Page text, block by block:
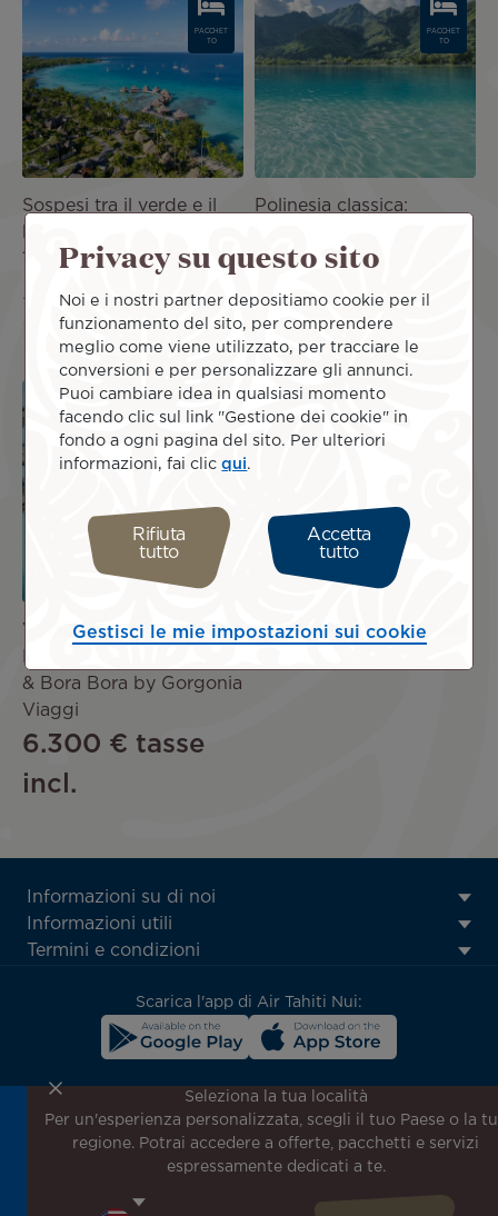
PACCHET
TO
Sospesi tra il verde e il
12 giorni/9 notti
5.055 € tasse
incl.
PACCHET
TO
Polinesia classica:
giorni/9 notti
5.400 € tasse
incl.
Image
PACCHET
TO
Viaggi di nozze
& Bora Bora by Gorgonia
Viaggi
6.300 € tasse
incl.
ATN:
Footer
menu
Informazioni su di noi
Informazioni utili
Termini e condizioni
Scarica l'app di Air Tahiti Nui:
Iscriviti alla nostra newsletter per ricevere le ultime
notizie!
Ricevi per primo tutte le nostre offerte e promozioni
Seleziona la tua località
Per un'esperienza personalizzata, scegli il tuo Paese o la
regione. Potrai accedere a offerte, pacchetti e servizi
espressamente dedicati a te.
Privacy su questo sito
Noi e i nostri partner depositiamo cookie per il
funzionamento del sito, per comprendere
meglio come viene utilizzato, per tracciare le
conversioni e per personalizzare gli annunci.
Puoi cambiare idea in qualsiasi momento
facendo clic sul link "Gestione dei cookie" in
fondo a ogni pagina del sito. Per ulteriori
informazioni, fai clicqui.
Rifiuta
tutto
Accetta
tutto
Gestisci le mie impostazioni sui cookie